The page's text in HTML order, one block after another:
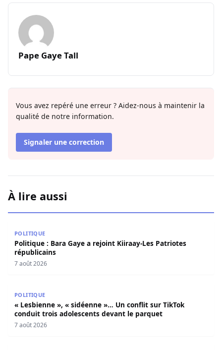
Pape Gaye Tall
Vous avez repéré une erreur ? Aidez-nous à maintenir la
qualité de notre information.
Signaler une correction
À lire aussi
POLITIQUE
Politique : Bara Gaye a rejoint Kiiraay-Les Patriotes
républicains
7 août 2026
POLITIQUE
« Lesbienne », « sidéenne »… Un conflit sur TikTok
conduit trois adolescents devant le parquet
7 août 2026